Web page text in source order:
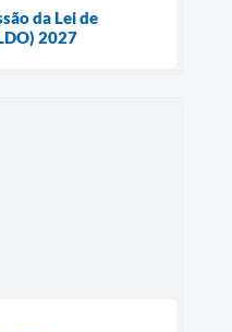
da Lei de
2027